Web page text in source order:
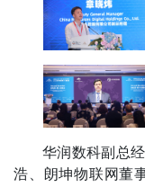
华润数科副总
浩、朗坤物联网董